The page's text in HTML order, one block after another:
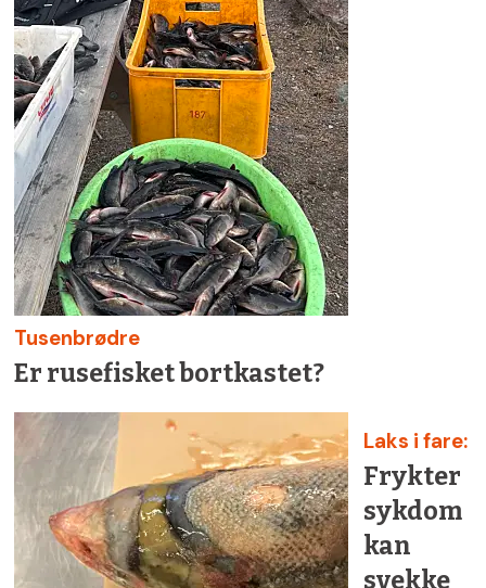
Tusenbrødre
Er rusefisket bortkastet?
Laks i fare:
Frykter
sykdom
kan
svekke